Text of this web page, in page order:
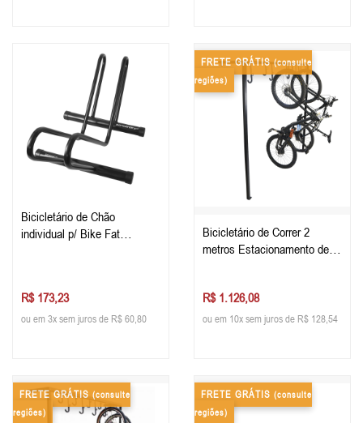
Bicicletário de Chão
individual p/ Bike Fat
R$ 173,23
ou em 3x sem juros de R$ 60,80
FRETE GRÁTIS (consulte
regiões)
Bicicletário de Correr 2
metros Estacionamento de
R$ 1.126,08
ou em 10x sem juros de R$ 128,54
FRETE GRÁTIS (consulte
regiões)
FRETE GRÁTIS (consulte
regiões)